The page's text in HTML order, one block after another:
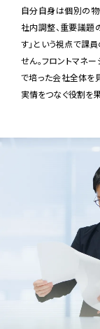
自分自身は個別の物
社内調整、重要議題
す」という視点で課
せん。フロントマネ
で培った会社全体を
実情をつなぐ役割を果